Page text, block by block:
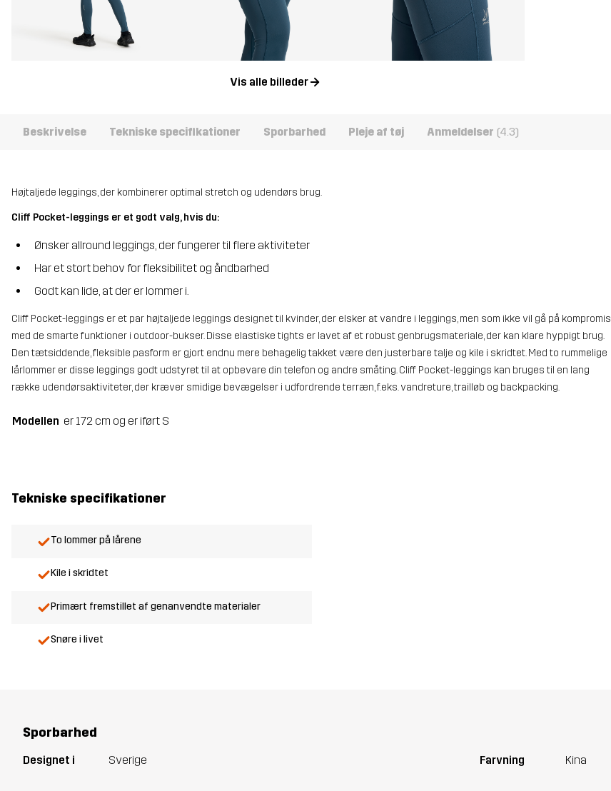
Vis alle billeder
Beskrivelse Tekniske specifikationer Sporbarhed Pleje af tøj Anmeldelser (4.3)
Højtaljede leggings, der kombinerer optimal stretch og udendørs brug.
Cliff Pocket-leggings er et godt valg, hvis du:
Ønsker allround leggings, der fungerer til flere aktiviteter
Har et stort behov for fleksibilitet og åndbarhed
Godt kan lide, at der er lommer i.
Cliff Pocket-leggings er et par højtaljede leggings designet til kvinder, der elsker at vandre i leggings, men som ikke vil gå på kompromis
med de smarte funktioner i outdoor-bukser. Disse elastiske tights er lavet af et robust genbrugsmateriale, der kan klare hyppigt brug.
Den tætsiddende, fleksible pasform er gjort endnu mere behagelig takket være den justerbare talje og kile i skridtet. Med to rummelige
lårlommer er disse leggings godt udstyret til at opbevare din telefon og andre småting. Cliff Pocket-leggings kan bruges til en lang
række udendørsaktiviteter, der kræver smidige bevægelser i udfordrende terræn, f.eks. vandreture, trailløb og backpacking.
Modellen er 172 cm og er iført S
Tekniske specifikationer
To lommer på lårene
Kile i skridtet
Primært fremstillet af genanvendte materialer
Snøre i livet
Sporbarhed
Designet i Sverige Farvning Kina